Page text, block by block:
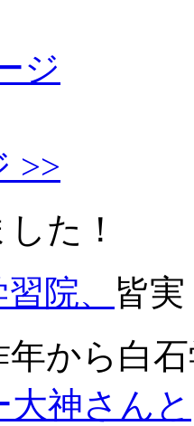
ジ
>>
た！
院、 皆
から白
神さんと